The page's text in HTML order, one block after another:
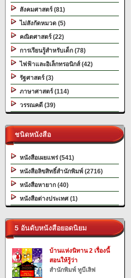
สังคมศาสตร์ (81)
ไม่สังกัดหมวด (5)
คณิตศาสตร์ (22)
การเรียนรู้สำหรับเด็ก (78)
ไฟฟ้าและอิเล็กทรอนิกส์ (42)
รัฐศาสตร์ (3)
ภาษาศาสตร์ (114)
วรรณคดี (39)
ชนิดหนังสือ
หนังสือเผยแพร่ (541)
หนังสือลิขสิทธิ์สำนักพิมพ์ (2716)
หนังสือหายาก (40)
หนังสือต่างประเทศ (1)
5 อันดับหนังสือยอดนิยม
บ้านแห่งนิทาน 2 เรื่องนี้
สอนให้รู้ว่า
สำนักพิมพ์ ทูบีเลิฟ